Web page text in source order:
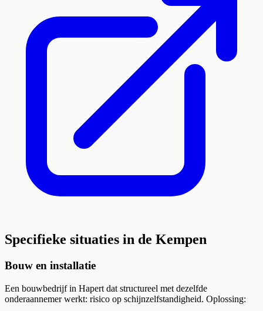
Specifieke situaties in de Kempen
Bouw en installatie
Een bouwbedrijf in Hapert dat structureel met dezelfde
onderaannemer werkt: risico op schijnzelfstandigheid. Oplossing: